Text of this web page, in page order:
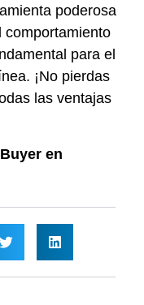
poderosa
comportamiento
para el
¡No pierdas
las ventajas
en